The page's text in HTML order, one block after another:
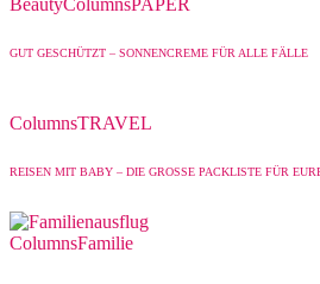
GUT GESCHÜTZT – SONNENCREME FÜR ALLE FÄLLE
ColumnsTRAVEL
REISEN MIT BABY – DIE GROSSE PACKLISTE FÜR
ColumnsFamilie